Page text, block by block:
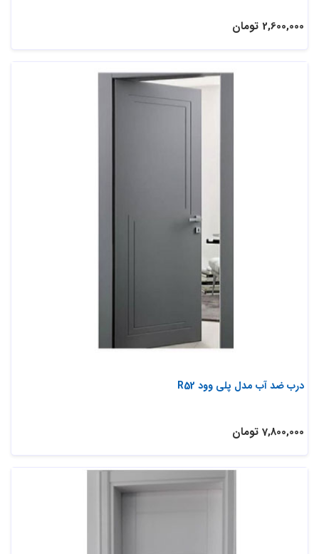
2,600,000 تومان
درب ضد آب مدل پلی وود R52
7,800,000 تومان